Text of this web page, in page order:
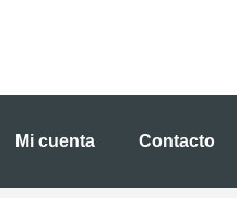
Mi cuenta Contacto